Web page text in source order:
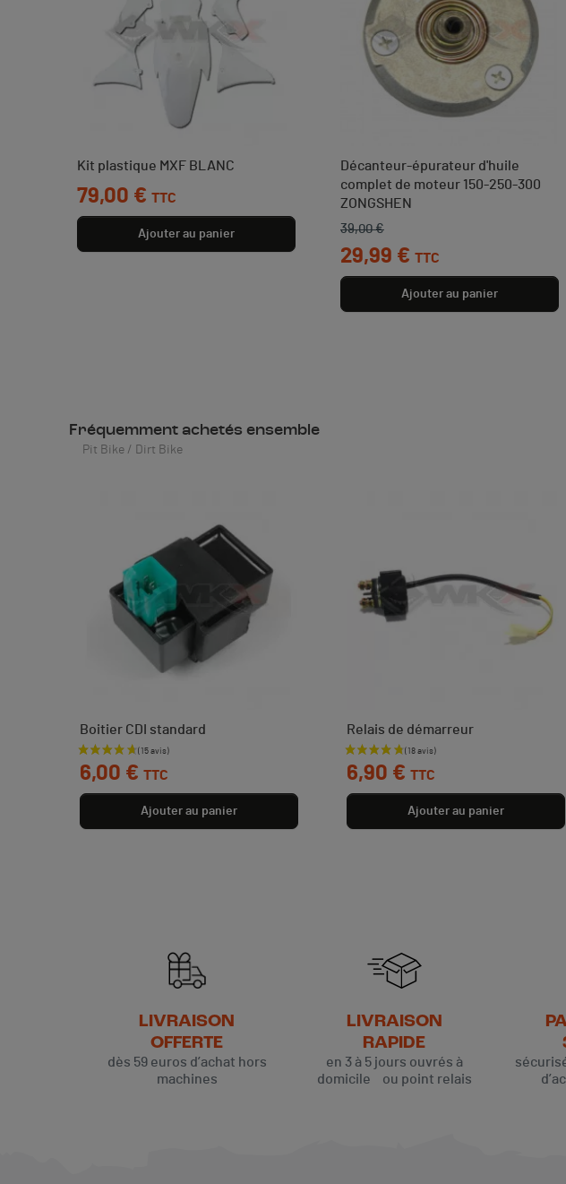
Kit plastique MXF BLANC
Prix
79,00 € TTC
Ajouter au panier
Décanteur-épurateur d'huile
complet de moteur 150-250-300
ZONGSHEN
Prix de base
39,00 €
Prix
29,99 € TTC
Ajouter au panier
Fréquemment achetés ensemble
Pit Bike / Dirt Bike
Boitier CDI standard
Prix
6,00 € TTC
Ajouter au panier
Relais de démarreur
Prix
6,90 € TTC
Ajouter au panier
LIVRAISON
OFFERTE
dès 59 euros d’achat hors
machines
LIVRAISON
RAPIDE
en 3 à 5 jours ouvrés à
domicile ou point relais